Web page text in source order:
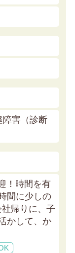
害（診断
！時間を有
間に少しの
帰りに、子
かして、か